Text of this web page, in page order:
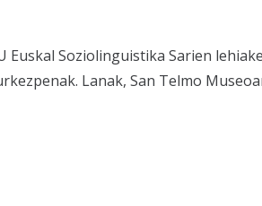
Euskal Soziolinguistika Sarien
Lanak, San Telmo